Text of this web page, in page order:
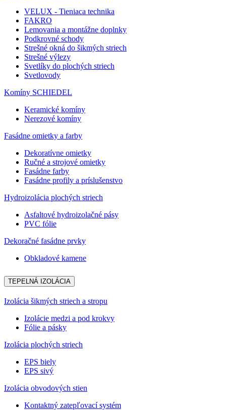
VELUX - Tieniaca technika
FAKRO
Lemovania a montážne doplnky
Podkrovné schody
Strešné okná do šikmých striech
Strešné výlezy
Svetlíky do plochých striech
Svetlovody
Komíny SCHIEDEL
Keramické komíny
Nerezové komíny
Fasádne omietky a farby
Dekoratívne omietky
Ručné a strojové omietky
Fasádne farby
Fasádne profily a príslušenstvo
Hydroizolácia plochých striech
Asfaltové hydroizolačné pásy
PVC fólie
Dekoračné fasádne prvky
Obkladové kamene
TEPELNÁ IZOLÁCIA
Izolácia šikmých striech a stropu
Izolácie medzi a pod krokvy
Fólie a pásky
Izolácia plochých striech
EPS biely
EPS sivý
Izolácia obvodových stien
Kontaktný zatepľovací systém